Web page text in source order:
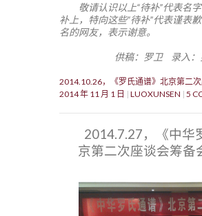
敬请认识以上“待补”代表名
补上，特向这些“待补”代表谨表
名的网友，表示谢意。
供稿：罗卫 录入
2014.10.26，《罗氏通谱》北京第二
2014 年 11 月 1 日
LUOXUNSEN 5
2014.7.27，《中华
京第二次座谈会筹备